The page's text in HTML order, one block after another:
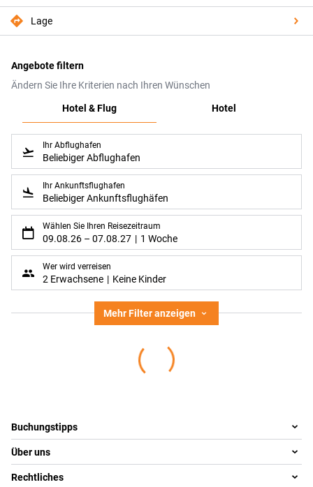
Lage
Angebote filtern
Ändern Sie Ihre Kriterien nach Ihren Wünschen
Hotel & Flug
Hotel
Ihr Abflughafen
Beliebiger Abflughafen
Ihr Ankunftsflughafen
Beliebiger Ankunftsflughäfen
Wählen Sie Ihren Reisezeitraum
09.08.26 – 07.08.27 1 Woche
Wer wird verreisen
2 Erwachsene Keine Kinder
Mehr Filter anzeigen
Footer navigation
Buchungstipps
Warum im Reisebüro buchen
Reisewelten
Über uns
Team
Rechtliches